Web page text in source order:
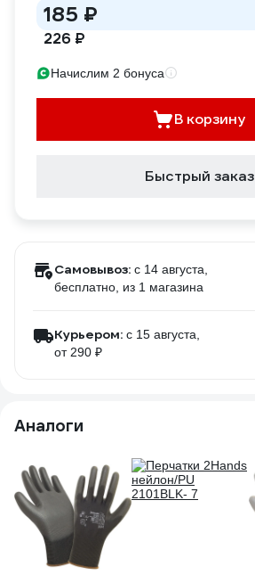
185 ₽
226 ₽
Начислим 2 бонуса
В корзину
Быстрый заказ
Самовывоз: c 14 августа,
бесплатно , из 1 магазина
Курьером: c 15 августа,
от 290 ₽
Аналоги